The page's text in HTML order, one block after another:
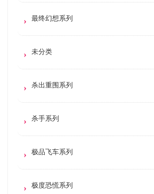
最终幻想系列
未分类
杀出重围系列
杀手系列
极品飞车系列
极度恐慌系列